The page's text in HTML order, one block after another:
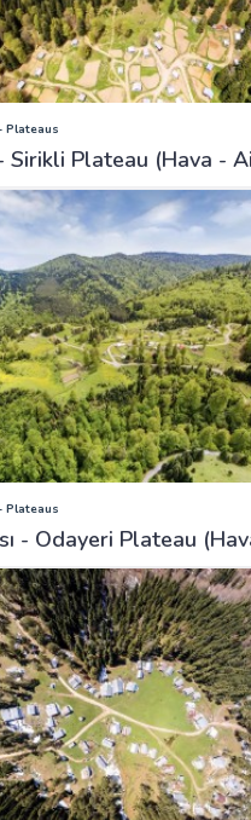
Plateaus
- Sirikli Plateau (Hava -
Plateaus
- Odayeri Plateau